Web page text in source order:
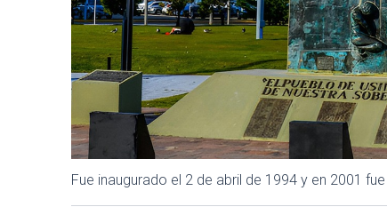
Fue inaugurado el 2 de abril de 1994 y en 2001